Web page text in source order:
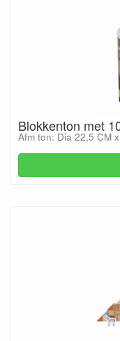
Blokkenton met
Afm ton: Dia 22,5 CM